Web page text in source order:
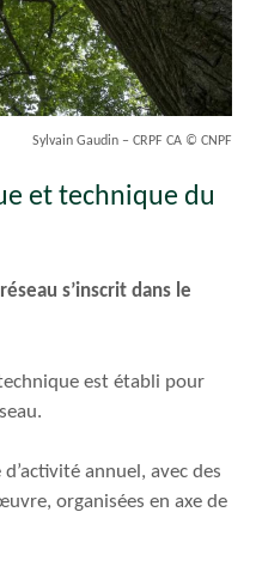
Sylvain Gaudin – CRPF CA © CNPF
et technique du
s’inscrit dans le
est établi pour
annuel, avec des
organisées en axe de